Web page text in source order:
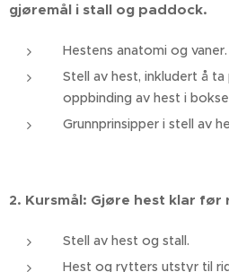
gjøremål i stall og paddock.
Hestens anatomi og vaner.
Stell av hest, inkludert å
oppbinding av hest i
Grunnprinsipper i stell av
2. Kursmål: Gjøre hest klar før
Stell av hest og stall.
Hest og rytters utstyr til